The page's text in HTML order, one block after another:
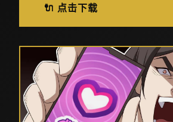
🔌 点击下载